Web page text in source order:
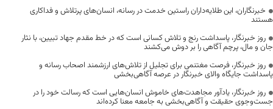
خبرنگاران، این طلایه‌داران راستین خدمت در رسانه، انسان‌های پرتلاش و فداکاری
هستند
روز خبرنگار، پاسداشت رنج و تلاش کسانی است که در خط مقدم جهاد تبیین، با نثار
جان و مال، پرچم آگاهی را بر دوش می‌کشند
روز خبرنگار، فرصت مغتنمی برای تجلیل از تلاش‌های ارزشمند اصحاب رسانه و
پاسداشت جایگاه والای خبرنگار در عرصه آگاهی‌بخشی
روز خبرنگار، یادآور مجاهدت‌های خاموش انسان‌هایی است که رسالت خود را در
جست‌وجوی حقیقت و آگاهی‌بخشی به جامعه معنا کرده‌اند